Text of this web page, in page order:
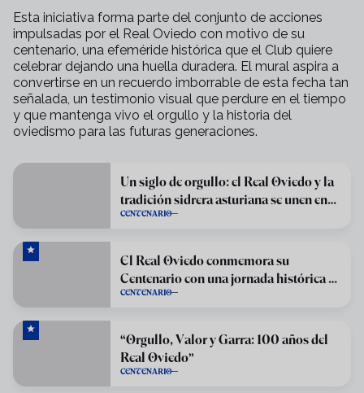
Esta iniciativa forma parte del conjunto de acciones
impulsadas por el Real Oviedo con motivo de su
centenario, una efeméride histórica que el Club quiere
celebrar dejando una huella duradera. El mural aspira a
convertirse en un recuerdo imborrable de esta fecha tan
señalada, un testimonio visual que perdure en el tiempo
y que mantenga vivo el orgullo y la historia del
oviedismo para las futuras generaciones.
Un siglo de orgullo: el Real Oviedo y la
tradición sidrera asturiana se unen en
una solidaria celebración centenaria
CENTENARIO
El Real Oviedo conmemora su
Centenario con una jornada histórica en
el Carlos Tartiere
CENTENARIO
“Orgullo, Valor y Garra: 100 años del
Real Oviedo”
CENTENARIO